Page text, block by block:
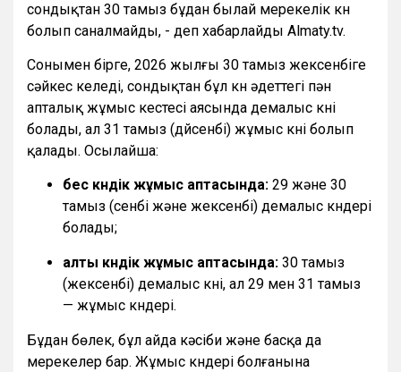
сондықтан 30 тамыз бұдан былай мерекелік күн
болып саналмайды, - деп хабарлайды Almaty.tv.
Сонымен бірге, 2026 жылғы 30 тамыз жексенбіге
сәйкес келеді, сондықтан бұл күн әдеттегі пән
апталық жұмыс кестесі аясында демалыс күні
болады, ал 31 тамыз (дүйсенбі) жұмыс күні болып
қалады. Осылайша:
бес күндік жұмыс аптасында: 29 және 30
тамыз (сенбі және жексенбі) демалыс күндері
болады;
алты күндік жұмыс аптасында: 30 тамыз
(жексенбі) демалыс күні, ал 29 мен 31 тамыз
— жұмыс күндері.
Бұдан бөлек, бұл айда кәсіби және басқа да
мерекелер бар. Жұмыс күндері болғанына